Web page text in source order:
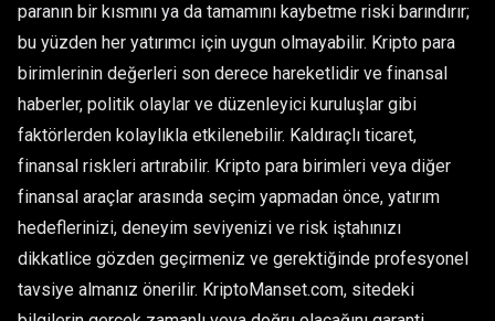
paranın bir kısmını ya da tamamını kaybetme riski barındırır;
bu yüzden her yatırımcı için uygun olmayabilir. Kripto para
birimlerinin değerleri son derece hareketlidir ve finansal
haberler, politik olaylar ve düzenleyici kuruluşlar gibi
faktörlerden kolaylıkla etkilenebilir. Kaldıraçlı ticaret,
finansal riskleri artırabilir. Kripto para birimleri veya diğer
finansal araçlar arasında seçim yapmadan önce, yatırım
hedeflerinizi, deneyim seviyenizi ve risk iştahınızı
dikkatlice gözden geçirmeniz ve gerektiğinde profesyonel
tavsiye almanız önerilir. KriptoManset.com, sitedeki